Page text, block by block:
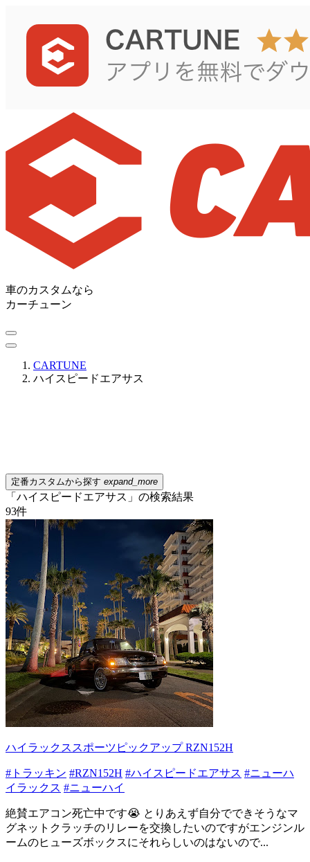
車のカスタムなら
カーチューン
CARTUNE
ハイスピードエアサス
定番カスタムから探す expand_more
「ハイスピードエアサス」の検索結果
93件
ハイラックススポーツピックアップ RZN152H
#トラッキン #RZN152H #ハイスピードエアサス #ニューハ
イラックス #ニューハイ
絶賛エアコン死亡中です😭 とりあえず自分でできそうなマ
グネットクラッチのリレーを交換したいのですがエンジンル
ームのヒューズボックスにそれらしいのはないので...